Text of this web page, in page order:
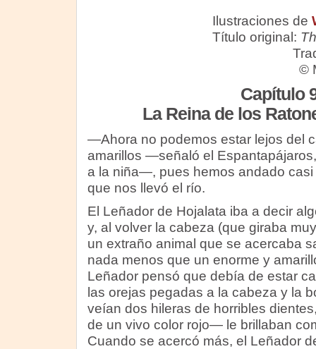
Ilustraciones de
Título original:
©
Capítulo
La Reina de los
—Ahora no podemos estar lejos del
amarillos —señaló el
a la niña—, pues hemos andado casi
que nos llevó el río.
El Leñador de Hojalata iba a decir
y, al volver la cabeza (que giraba
un extraño animal que se acercaba
nada menos que un enorme y
Leñador pensó que debía de estar
las orejas pegadas a la cabeza y la
veían dos hileras de horribles
de un vivo color rojo— le brillaban
Cuando se acercó más, el Leñador